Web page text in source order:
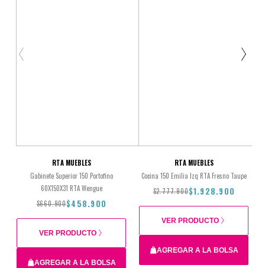
Total
RTA MUEBLES
Gabinete Superior 150 Portofino
60X150X31 RTA Wengue
$660.900$458.900
AGREGAR A LA BOLSA
VER PRODUCTO
RTA MUEBLES
Cocina 150 Emilia Izq RTA Fresno Taupe
$2.777.900$1.928.900
AGREGAR A LA BOLSA
VER PRODUCTO